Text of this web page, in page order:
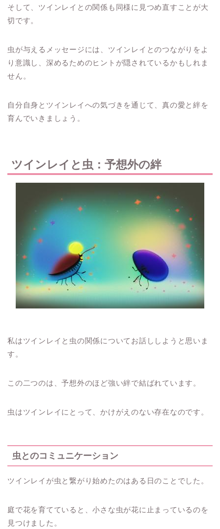
そして、ツインレイとの関係も同様に見つめ直すことが大
切です。
虫が与えるメッセージには、ツインレイとのつながりをよ
り意識し、深めるためのヒントが隠されているかもしれま
せん。
自分自身とツインレイへの気づきを通じて、真の愛と絆を
育んでいきましょう。
ツインレイと虫：予想外の絆
私はツインレイと虫の関係についてお話ししようと思いま
す。
この二つのは、予想外のほど強い絆で結ばれています。
虫はツインレイにとって、かけがえのない存在なのです。
虫とのコミュニケーション
ツインレイが虫と繋がり始めたのはある日のことでした。
庭で花を育てていると、小さな虫が花に止まっているのを
見つけました。